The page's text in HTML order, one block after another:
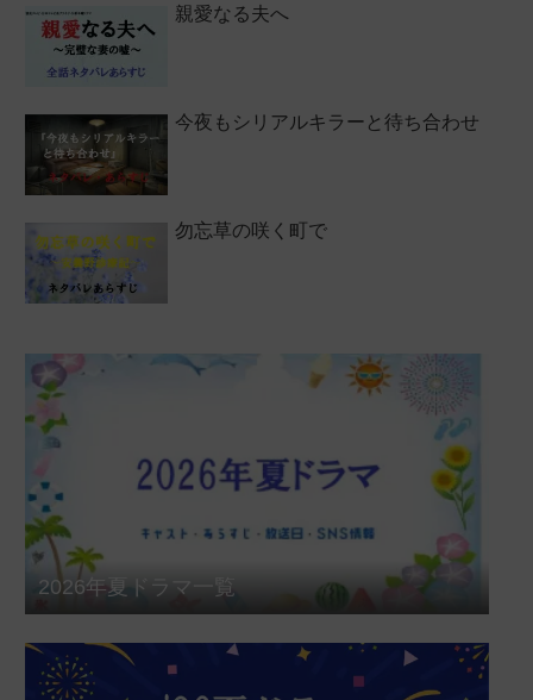
親愛なる夫へ
今夜もシリアルキラーと待ち合わせ
勿忘草の咲く町で
2026年夏ドラマ一覧